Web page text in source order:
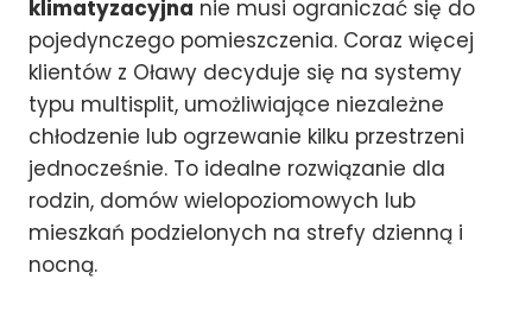
klimatyzacyjna nie musi ograniczać się do
pojedynczego pomieszczenia. Coraz więcej
klientów z Oławy decyduje się na systemy
typu multisplit, umożliwiające niezależne
chłodzenie lub ogrzewanie kilku przestrzeni
jednocześnie. To idealne rozwiązanie dla
rodzin, domów wielopoziomowych lub
mieszkań podzielonych na strefy dzienną i
nocną.